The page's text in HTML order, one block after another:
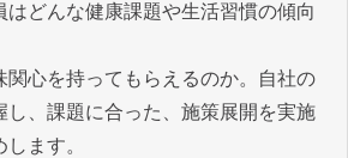
はどんな健康課題や生活習慣の傾向
関心を持ってもらえるのか。自社の
し、課題に合った、施策展開を実施
ます。